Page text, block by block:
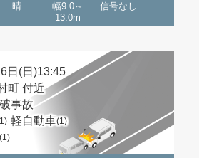
晴
幅9.0～
13.0m
信号なし
日(日)13:45
町 付近
事故
軽自動車(1)
(1)